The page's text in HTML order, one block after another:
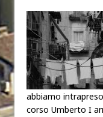
abbiamo
corso Umberto I